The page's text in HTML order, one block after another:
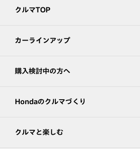
クルマTOP
カーラインアップ
購入検討中の方へ
Hondaのクルマづくり
クルマと楽しむ